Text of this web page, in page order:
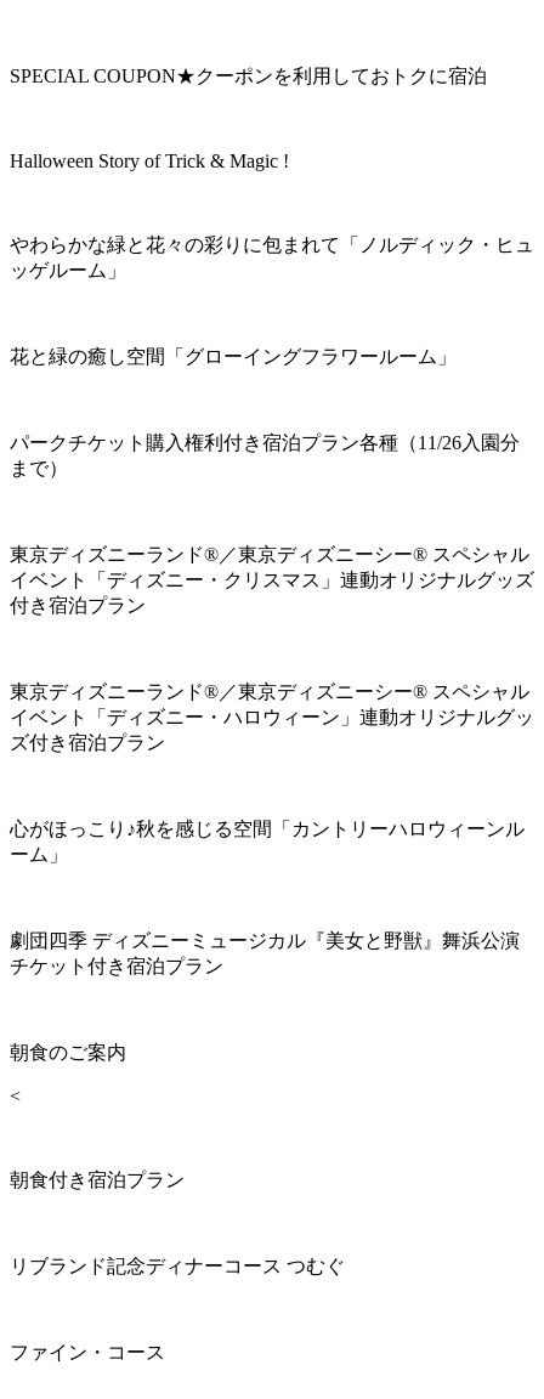
SPECIAL COUPON★クーポンを利用しておトクに宿泊
Halloween Story of Trick & Magic !
やわらかな緑と花々の彩りに包まれて「ノルディック・ヒュ
ッゲルーム」
花と緑の癒し空間「グローイングフラワールーム」
パークチケット購入権利付き宿泊プラン各種（11/26入園分
まで）
東京ディズニーランド®／東京ディズニーシー® スペシャル
イベント「ディズニー・クリスマス」連動オリジナルグッズ
付き宿泊プラン
東京ディズニーランド®／東京ディズニーシー® スペシャル
イベント「ディズニー・ハロウィーン」連動オリジナルグッ
ズ付き宿泊プラン
心がほっこり♪秋を感じる空間「カントリーハロウィーンル
ーム」
劇団四季 ディズニーミュージカル『美女と野獣』舞浜公演
チケット付き宿泊プラン
朝食のご案内
<
朝食付き宿泊プラン
リブランド記念ディナーコース つむぐ
ファイン・コース